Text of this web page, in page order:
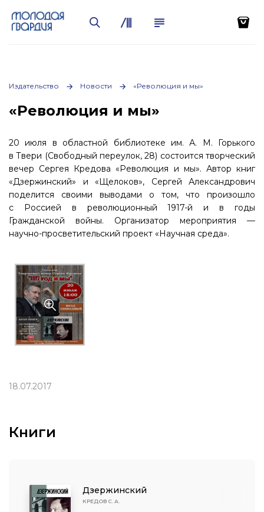
Издательство Новости «Революция и мы»
«Революция и мы»
20 июля в областной библиотеке им.А. М. Горького
в Твери (Свободный переулок, 28) состоится творческий
вечер Сергея Кредова «Революция и мы». Автор книг
«Дзержинский» и «Щелоков», Сергей Александрович
поделится своими выводами о том, что произошло
с Россией в революционный 1917-й и в годы
Гражданской войны. Организатор мероприятия —
научно-просветительский проект «Научная среда».
18.07.2017
Книги
Дзержинский
КРЕДОВ С. А.